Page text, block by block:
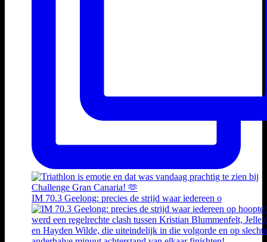
IM 70.3 Geelong: precies de strijd waar iedereen o